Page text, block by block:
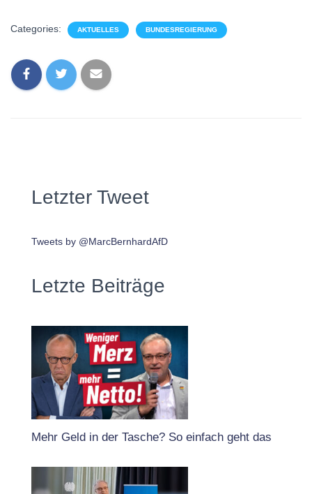
Categories: AKTUELLES BUNDESREGIERUNG
Letzter Tweet
Tweets by @MarcBernhardAfD
Letzte Beiträge
Mehr Geld in der Tasche? So einfach geht das